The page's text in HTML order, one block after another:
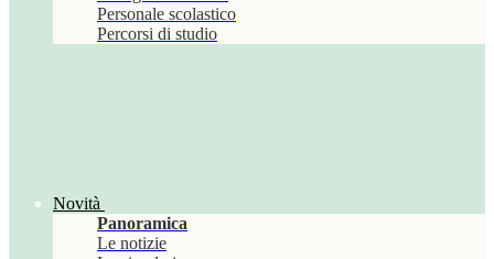
Personale scolastico
Percorsi di studio
Novità
Panoramica
Le notizie